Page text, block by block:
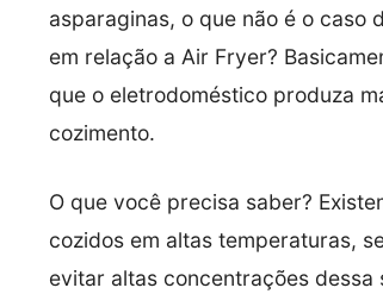
asparaginas, o que não é o caso
em relação a Air Fryer?
que o eletrodoméstico produza
cozimento.
O que você precisa saber?
cozidos em altas temperaturas,
evitar altas concentrações